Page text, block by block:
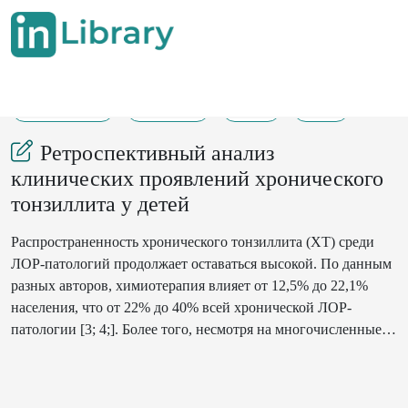
Ретроспективный анализ
клинических проявлений хронического
тонзиллита у детей
Распространенность хронического тонзиллита (ХТ) среди
ЛОР-патологий продолжает оставаться высокой. По данным
разных авторов, химиотерапия влияет от 12,5% до 22,1%
населения, что от 22% до 40% всей хронической ЛОР-
патологии [3; 4;]. Более того, несмотря на многочисленные